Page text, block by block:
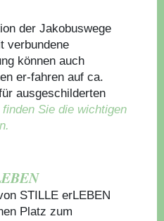
der Jakobuswege
verbundene
können auch
er-fahren auf ca.
ausgeschilderten
Sie die wichtigen
STILLE erLEBEN
Platz zum